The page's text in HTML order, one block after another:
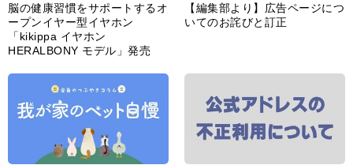
脳の健康習慣をサポートするオ
ープンイヤー型イヤホン
「kikippa イヤホン
HERALBONY モデル」発売
【編集部より】広告ページにつ
いてのお詫びと訂正